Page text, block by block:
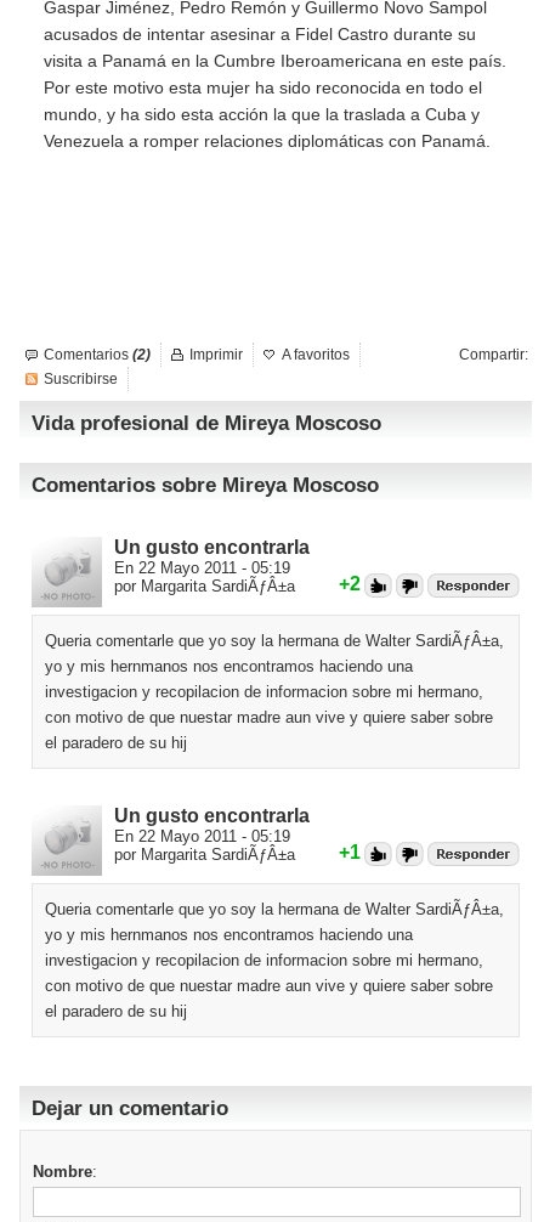
Gaspar Jiménez, Pedro Remón y Guillermo Novo Sampol
acusados de intentar asesinar a Fidel Castro durante su
visita a Panamá en la Cumbre Iberoamericana en este país.
Por este motivo esta mujer ha sido reconocida en todo el
mundo, y ha sido esta acción la que la traslada a Cuba y
Venezuela a romper relaciones diplomáticas con Panamá.
Comentarios (2) Compartir:
Imprimir
A favoritos
Suscribirse
Vida profesional de Mireya Moscoso
Comentarios sobre Mireya Moscoso
Un gusto encontrarla
En 22 Mayo 2011 - 05:19
por Margarita SardiÃƒÂ±a
+2
Queria comentarle que yo soy la hermana de Walter SardiÃƒÂ±a,
yo y mis hernmanos nos encontramos haciendo una
investigacion y recopilacion de informacion sobre mi hermano,
con motivo de que nuestar madre aun vive y quiere saber sobre
el paradero de su hij
Un gusto encontrarla
En 22 Mayo 2011 - 05:19
por Margarita SardiÃƒÂ±a
+1
Queria comentarle que yo soy la hermana de Walter SardiÃƒÂ±a,
yo y mis hernmanos nos encontramos haciendo una
investigacion y recopilacion de informacion sobre mi hermano,
con motivo de que nuestar madre aun vive y quiere saber sobre
el paradero de su hij
Dejar un comentario
Nombre: